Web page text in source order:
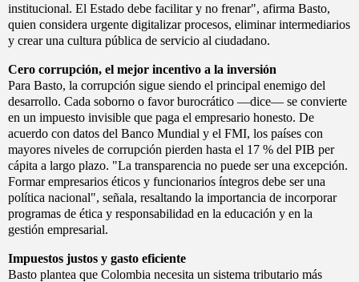
institucional. El Estado debe facilitar y no frenar", afirma Basto,
quien considera urgente digitalizar procesos, eliminar intermediarios
y crear una cultura pública de servicio al ciudadano.
Cero corrupción, el mejor incentivo a la inversión
Para Basto, la corrupción sigue siendo el principal enemigo del
desarrollo. Cada soborno o favor burocrático —dice— se convierte
en un impuesto invisible que paga el empresario honesto. De
acuerdo con datos del Banco Mundial y el FMI, los países con
mayores niveles de corrupción pierden hasta el 17 % del PIB per
cápita a largo plazo. "La transparencia no puede ser una excepción.
Formar empresarios éticos y funcionarios íntegros debe ser una
política nacional", señala, resaltando la importancia de incorporar
programas de ética y responsabilidad en la educación y en la
gestión empresarial.
Impuestos justos y gasto eficiente
Basto plantea que Colombia necesita un sistema tributario más